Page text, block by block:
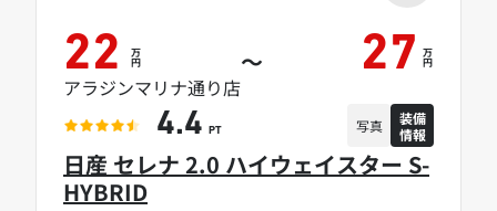
日産 セレナ 2.0 ハイウェイスター S-
HYBRID
22 万
円 ～ 27 万
円
アラジンマリナ通り店
4.4 PT 写真
装備
情報